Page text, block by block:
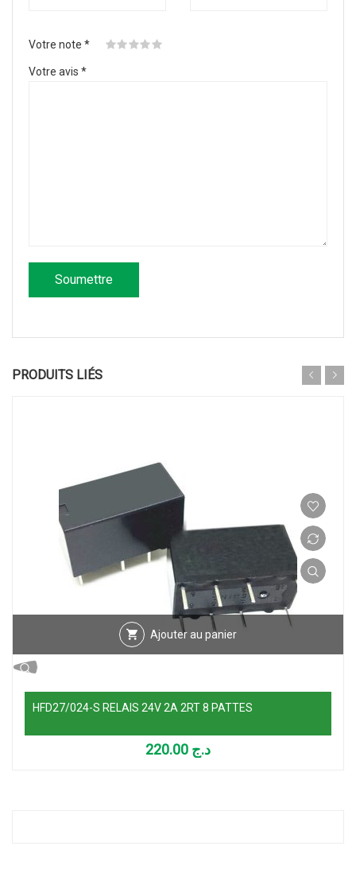
Votre note *
Votre avis *
PRODUITS LIÉS
Ajouter au panier
HFD27/024-S RELAIS 24V 2A 2RT 8 PATTES
د.ج